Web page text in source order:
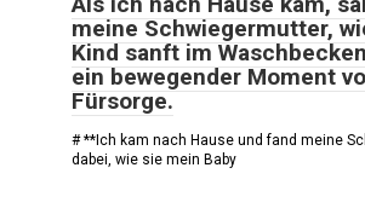
meine Schwiegermutter,
Kind sanft im
ein bewegender Moment
Fürsorge.
# **Ich kam nach Hause und fand meine
dabei, wie sie mein Baby